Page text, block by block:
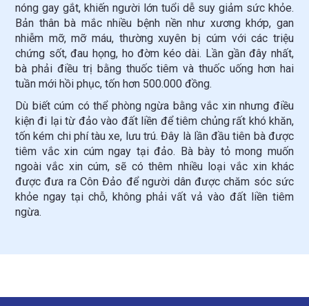
nóng gay gắt, khiến người lớn tuổi dễ suy giảm sức khỏe.
Bản thân bà mắc nhiều bệnh nền như xương khớp, gan
nhiễm mỡ, mỡ máu, thường xuyên bị cúm với các triệu
chứng sốt, đau họng, ho đờm kéo dài. Lần gần đây nhất,
bà phải điều trị bằng thuốc tiêm và thuốc uống hơn hai
tuần mới hồi phục, tốn hơn 500.000 đồng.
Dù biết cúm có thể phòng ngừa bằng vắc xin nhưng điều
kiện đi lại từ đảo vào đất liền để tiêm chủng rất khó khăn,
tốn kém chi phí tàu xe, lưu trú. Đây là lần đầu tiên bà được
tiêm vắc xin cúm ngay tại đảo. Bà bày tỏ mong muốn
ngoài vắc xin cúm, sẽ có thêm nhiều loại vắc xin khác
được đưa ra Côn Đảo để người dân được chăm sóc sức
khỏe ngay tại chỗ, không phải vất vả vào đất liền tiêm
ngừa.